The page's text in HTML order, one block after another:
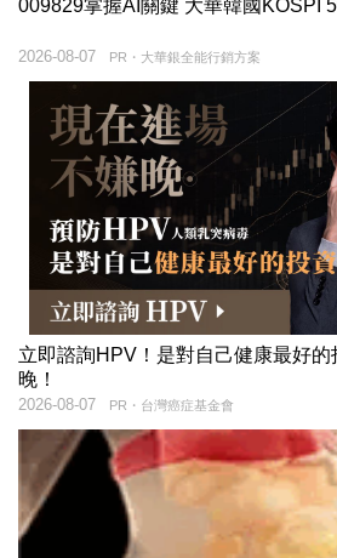
009829掌握AI關鍵 大華韓國KOSPI
PR・大華銀全能行銷方案
2026-08-07
立即諮詢HPV！是對自己健康最好
晚！
PR・台灣癌症基金會
2026-08-07